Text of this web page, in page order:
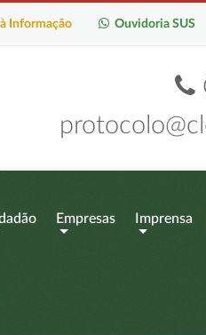
Ouvidoria SUS
Informação
Empresas Imprensa